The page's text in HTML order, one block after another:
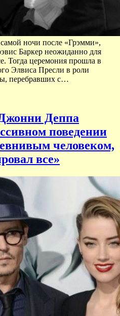
ночи после «Грэмми»,
Баркер неожиданно для
Тогда церемония прошла в
Элвиса Пресли в роли
перебравших с…
Деппа
поведении
человеком,
все»